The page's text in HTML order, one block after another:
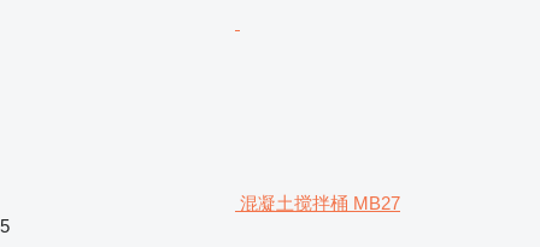
混凝土搅拌桶 MB27
5